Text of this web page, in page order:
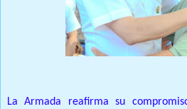
La Armada reafirma su